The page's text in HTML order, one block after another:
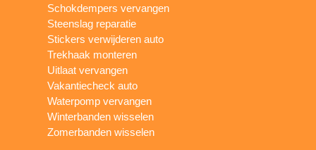
Schokdempers vervangen
Steenslag reparatie
Stickers verwijderen auto
Trekhaak monteren
Uitlaat vervangen
Vakantiecheck auto
Waterpomp vervangen
Winterbanden wisselen
Zomerbanden wisselen